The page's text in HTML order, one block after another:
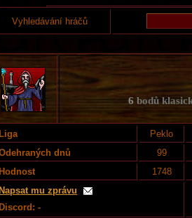
Vyhledávání hráčů
6 bodů
Liga
Peklo
dnů
99
Hodnost
1748
Napsat mu zprávu
Discord: -